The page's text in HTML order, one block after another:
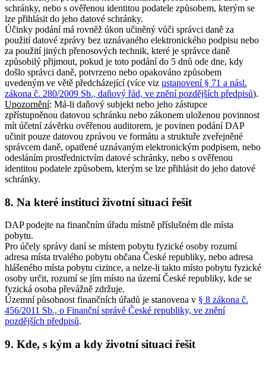
schránky, nebo s ověřenou identitou podatele způsobem, kterým se
lze přihlásit do jeho datové schránky.
Účinky podání má rovněž úkon učiněný vůči správci daně za
použití datové zprávy bez uznávaného elektronického podpisu nebo
za použití jiných přenosových technik, které je správce daně
způsobilý přijmout, pokud je toto podání do 5 dnů ode dne, kdy
došlo správci daně, potvrzeno nebo opakováno způsobem
uvedeným ve větě předcházející (více viz ustanovení § 71 a násl.
zákona č. 280/2009 Sb., daňový řád, ve znění pozdějších předpisů).
Upozornění: Má-li daňový subjekt nebo jeho zástupce
zpřístupněnou datovou schránku nebo zákonem uloženou povinnost
mít účetní závěrku ověřenou auditorem, je povinen podání DAP
učinit pouze datovou zprávou ve formátu a struktuře zveřejněné
správcem daně, opatřené uznávaným elektronickým podpisem, nebo
odesláním prostřednictvím datové schránky, nebo s ověřenou
identitou podatele způsobem, kterým se lze přihlásit do jeho datové
schránky.
8. Na které instituci životní situaci řešit
DAP podejte na finančním úřadu místně příslušném dle místa
pobytu.
Pro účely správy daní se místem pobytu fyzické osoby rozumí
adresa místa trvalého pobytu občana České republiky, nebo adresa
hlášeného místa pobytu cizince, a nelze-li takto místo pobytu fyzické
osoby určit, rozumí se jím místo na území České republiky, kde se
fyzická osoba převážně zdržuje.
Územní působnost finančních úřadů je stanovena v § 8 zákona č.
456/2011 Sb., o Finanční správě České republiky, ve znění
pozdějších předpisů.
9. Kde, s kým a kdy životní situaci řešit